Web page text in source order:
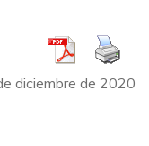
diciembre de 2020